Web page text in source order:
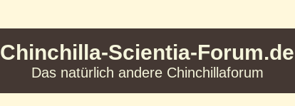
Chinchilla-Scientia-Forum.de
Das natürlich andere Chinchillaforum